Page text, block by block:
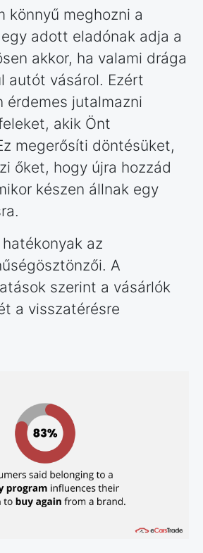
könnyű meghozni a
adott eladónak adja a
akkor, ha valami drága
autót vásárol. Ezért
érdemes jutalmazni
akik Önt
megerősíti döntésüket,
őket, hogy újra hozzád
készen állnak egy
az
A
szerint a vásárlók
a visszatérésre